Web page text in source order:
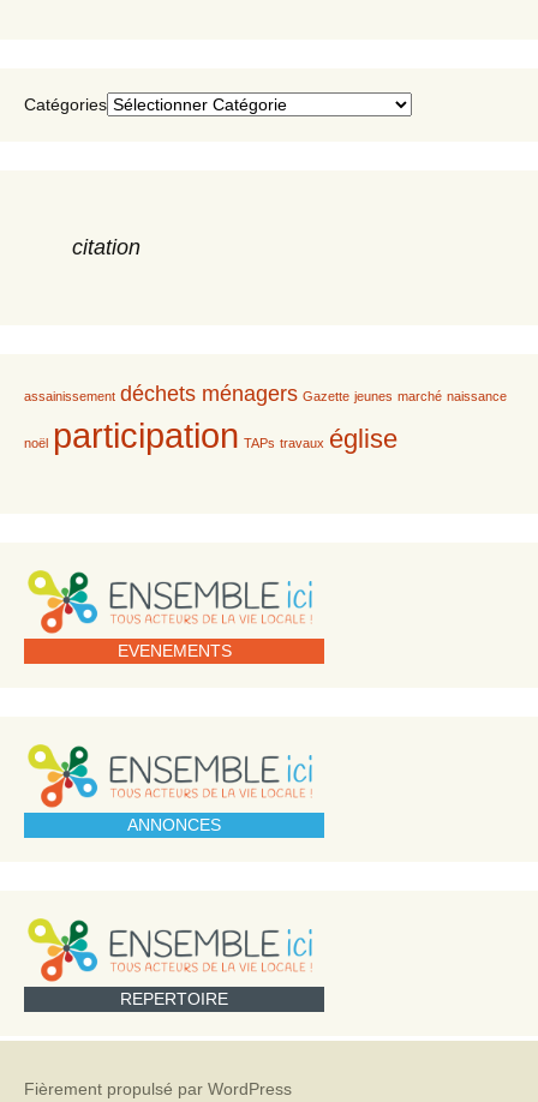
Catégories
citation
assainissement déchets ménagers Gazette jeunes marché naissance
noël participation TAPs travaux église
EVENEMENTS
ANNONCES
REPERTOIRE
Fièrement propulsé par WordPress